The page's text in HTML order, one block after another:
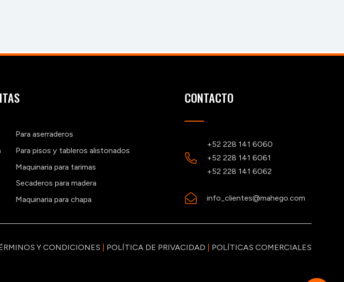
Para aserraderos
Para pisos y tableros alistonados
Maquinaria para tarimas
Secaderos para madera
Maquinaria para chapa
CONTACTO
+52 228 141 6060
+52 228 141 6061
+52 228 141 6062
info_clientes@mahego.com
Y CONDICIONES POLÍTICA DE PRIVACIDAD POLÍTICAS COMERCIALES